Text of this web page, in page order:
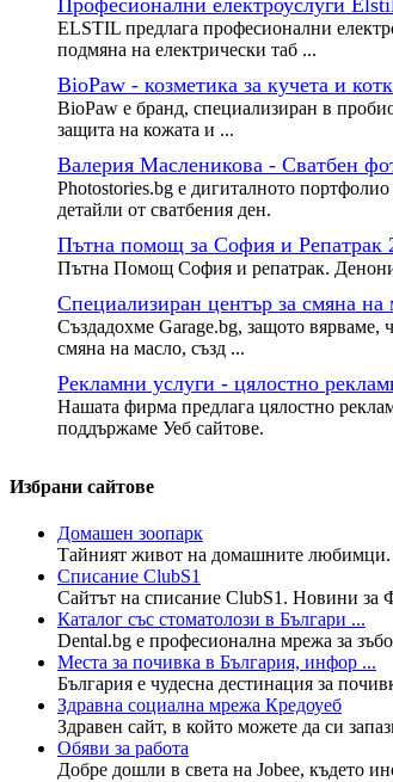
ELSTIL предлага професионални
подмяна на електрически таб ...
BioPaw - козметика за кучета и
BioPaw е бранд, специализиран в
защита на кожата и ...
Валерия Масленикова - Сватбен
Photostories.bg е дигиталното
детайли от сватбения ден.
Пътна помощ за София и Репатрак
Пътна Помощ София и репатрак.
Специализиран център за смяна на
Създадохме Garage.bg, защото вярваме,
смяна на масло, създ ...
Рекламни услуги - цялостно
Нашата фирма предлага цялостно
поддържаме Уеб сайтове.
Избрани сайтове
Домашен зоопарк
Тайният живот на домашните любимци.
Списание ClubS1
Сайтът на списание ClubS1. Новини за
Каталог със стоматолози в Българи ...
Dental.bg е професионална мрежа за
Места за почивка в България, инфор ...
България е чудесна дестинация за
Здравна социална мрежа Кредоуеб
Здравен сайт, в който можете да си
Обяви за работа
Добре дошли в света на Jobee, където